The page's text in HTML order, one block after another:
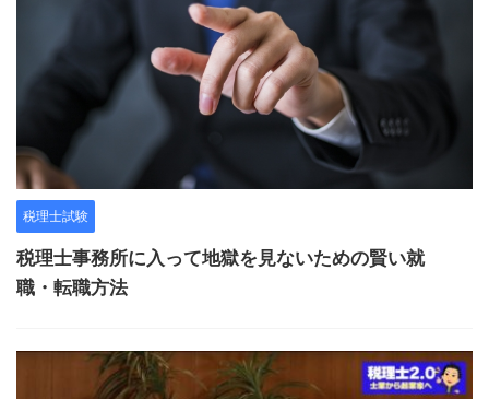
税理士試験
税理士事務所に入って地獄を見ないための賢い就
職・転職方法